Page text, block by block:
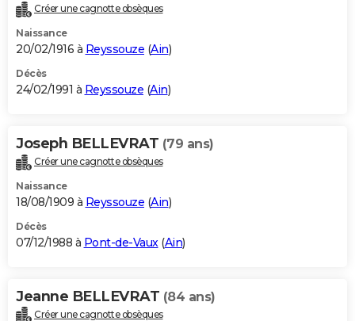
Créer une cagnotte obsèques
Naissance
20/02/1916 à Reyssouze (Ain)
Décès
24/02/1991 à Reyssouze (Ain)
Joseph BELLEVRAT (79 ans)
Créer une cagnotte obsèques
Naissance
18/08/1909 à Reyssouze (Ain)
Décès
07/12/1988 à Pont-de-Vaux (Ain)
Jeanne BELLEVRAT (84 ans)
Créer une cagnotte obsèques